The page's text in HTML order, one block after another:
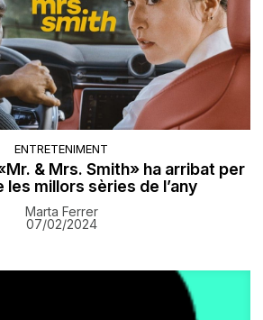
ENTRETENIMENT
& Mrs. Smith» ha arribat per
les millors sèries de l’any
Marta Ferrer
07/02/2024